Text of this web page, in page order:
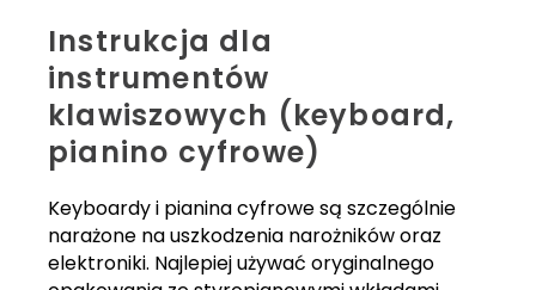
Instrukcja dla
instrumentów
klawiszowych (keyboard,
pianino cyfrowe)
Keyboardy i pianina cyfrowe są szczególnie
narażone na uszkodzenia narożników oraz
elektroniki. Najlepiej używać oryginalnego